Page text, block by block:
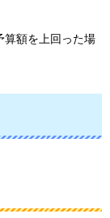
算額を上回った場